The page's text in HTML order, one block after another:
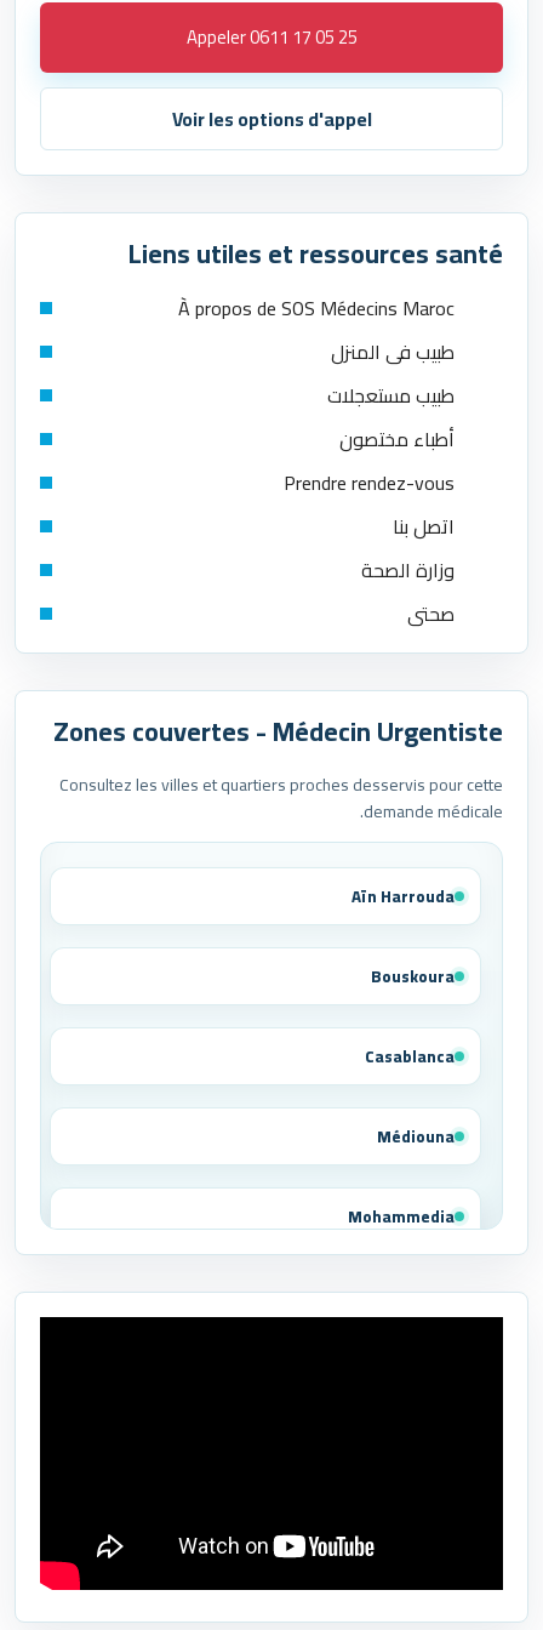
Appeler 0611 17 05 25
Voir les options d'appel
Liens utiles et ressources santé
À propos de SOS Médecins Maroc
طبيب في المنزل
طبيب مستعجلات
أطباء مختصون
Prendre rendez-vous
اتصل بنا
وزارة الصحة
صحتي
Zones couvertes - Médecin Urgentiste
Consultez les villes et quartiers proches desservis pour cette
demande médicale.
Aïn Harrouda
Bouskoura
Casablanca
Médiouna
Mohammedia
Tit Mellil
Ben Ahmed
Benslimane